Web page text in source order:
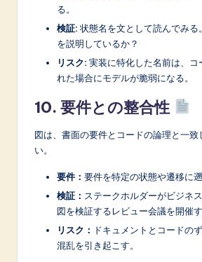
る。
検証: 状態名を文として読んでみる
を説明しているか？
リスク: 実装に特化した名前は、コ
れた場合にモデルが脆弱になる。
10. 要件との整合性
図は、書面の要件とコードの論理と一致
い。
要件： 要件を特定の状態や遷移に
検証： ステークホルダーがビジネ
図を検証するレビュー会議を開催す
リスク： ドキュメントとコードの
混乱を引き起こす。